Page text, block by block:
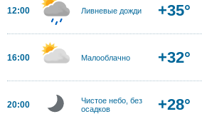
12:00 Ливневые дожди +35°
16:00 Малооблачно +32°
20:00
Чистое небо, без
осадков
+28°